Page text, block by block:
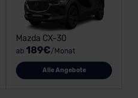
Mazda CX-30
ab 189€/Monat
Alle Angebote